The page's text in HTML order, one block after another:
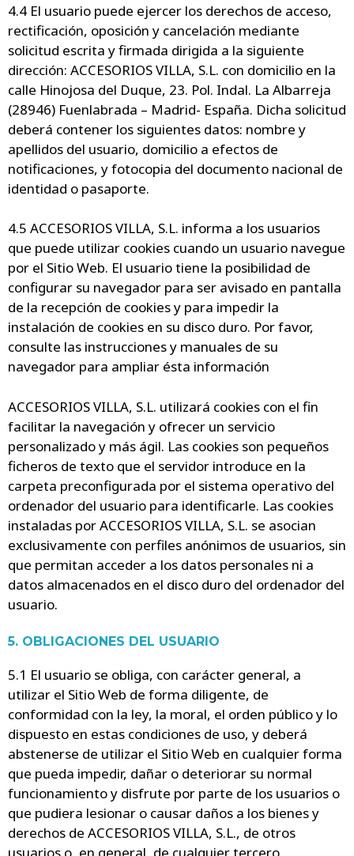
4.4 El usuario puede ejercer los derechos de acceso,
rectificación, oposición y cancelación mediante
solicitud escrita y firmada dirigida a la siguiente
dirección: ACCESORIOS VILLA, S.L. con domicilio en la
calle Hinojosa del Duque, 23. Pol. Indal. La Albarreja
(28946) Fuenlabrada – Madrid- España. Dicha solicitud
deberá contener los siguientes datos: nombre y
apellidos del usuario, domicilio a efectos de
notificaciones, y fotocopia del documento nacional de
identidad o pasaporte.
4.5 ACCESORIOS VILLA, S.L. informa a los usuarios
que puede utilizar cookies cuando un usuario navegue
por el Sitio Web. El usuario tiene la posibilidad de
configurar su navegador para ser avisado en pantalla
de la recepción de cookies y para impedir la
instalación de cookies en su disco duro. Por favor,
consulte las instrucciones y manuales de su
navegador para ampliar ésta información
ACCESORIOS VILLA, S.L. utilizará cookies con el fin
facilitar la navegación y ofrecer un servicio
personalizado y más ágil. Las cookies son pequeños
ficheros de texto que el servidor introduce en la
carpeta preconfigurada por el sistema operativo del
ordenador del usuario para identificarle. Las cookies
instaladas por ACCESORIOS VILLA, S.L. se asocian
exclusivamente con perfiles anónimos de usuarios, sin
que permitan acceder a los datos personales ni a
datos almacenados en el disco duro del ordenador del
usuario.
5. OBLIGACIONES DEL USUARIO
5.1 El usuario se obliga, con carácter general, a
utilizar el Sitio Web de forma diligente, de
conformidad con la ley, la moral, el orden público y lo
dispuesto en estas condiciones de uso, y deberá
abstenerse de utilizar el Sitio Web en cualquier forma
que pueda impedir, dañar o deteriorar su normal
funcionamiento y disfrute por parte de los usuarios o
que pudiera lesionar o causar daños a los bienes y
derechos de ACCESORIOS VILLA, S.L., de otros